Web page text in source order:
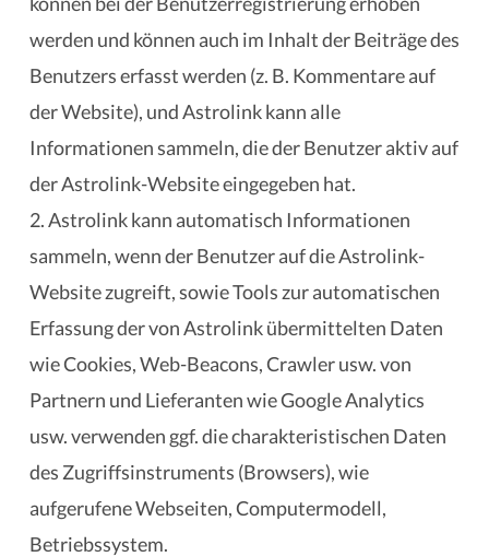
werden und können auch im Inhalt der Beiträge des
Benutzers erfasst werden (z. B. Kommentare auf
der Website), und Astrolink kann alle
Informationen sammeln, die der Benutzer aktiv auf
der Astrolink-Website eingegeben hat.
2. Astrolink kann automatisch Informationen
sammeln, wenn der Benutzer auf die Astrolink-
Website zugreift, sowie Tools zur automatischen
Erfassung der von Astrolink übermittelten Daten
wie Cookies, Web-Beacons, Crawler usw. von
Partnern und Lieferanten wie Google Analytics
usw. verwenden ggf. die charakteristischen Daten
des Zugriffsinstruments (Browsers), wie
aufgerufene Webseiten, Computermodell,
Betriebssystem.